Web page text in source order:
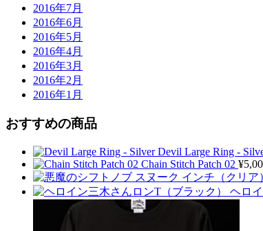
2016年7月
2016年6月
2016年5月
2016年4月
2016年3月
2016年2月
2016年1月
おすすめの商品
Devil Large Ring -
Chain Stitch Patch 02 ¥
ヘロ